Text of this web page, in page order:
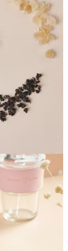
過，訂單將自動取
分期系統評分，恕無
結算日後寄送繳費提
直營門市／銀行轉
公司）所提供，讓
將買賣／分期付款
帳款。
商店將以您的個人
「AFTEE先享後付」
可透過四大超商／
。
取消訂單，請聯絡
需透過AFTEE先享
示為準，若有關於
付」服務完成之交
相關給付款項請求債
同意方可使用
公司不負相關責
狀況，依本公司即
公司將視審查結果
站紙袋，取件時